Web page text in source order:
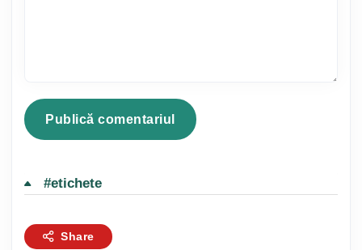
#etichete
Share